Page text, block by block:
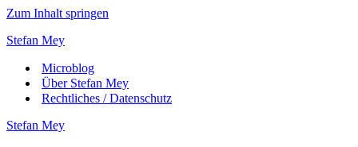
Zum Inhalt springen
Stefan Mey
Microblog
Über Stefan Mey
Rechtliches / Datenschutz
Stefan Mey